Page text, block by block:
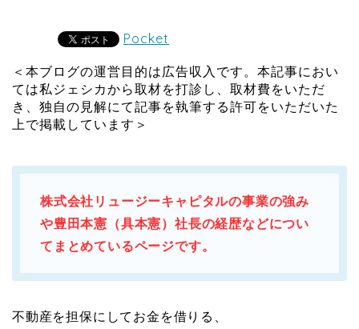
Pocket
＜本ブログの運営目的は広告収入です。本記事におい
ては私ジェシカから取材を打診し、取材費をいただ
き、独自の見解にて記事を執筆する許可をいただいた
上で掲載しています＞
株式会社リュージーキャピタルの事業の強み
や豊田本憲（具本憲）社長の経歴などについ
てまとめているページです。
不動産を担保にしてお金を借りる、